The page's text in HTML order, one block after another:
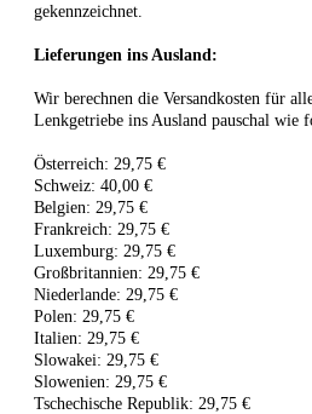
gekennzeichnet.
Lieferungen ins Ausland:
Wir berechnen die Versandkosten für
Lenkgetriebe ins Ausland pauschal wie
Österreich: 29,75 €
Schweiz: 40,00 €
Belgien: 29,75 €
Frankreich: 29,75 €
Luxemburg: 29,75 €
Großbritannien: 29,75 €
Niederlande: 29,75 €
Polen: 29,75 €
Italien: 29,75 €
Slowakei: 29,75 €
Slowenien: 29,75 €
Tschechische Republik: 29,75 €